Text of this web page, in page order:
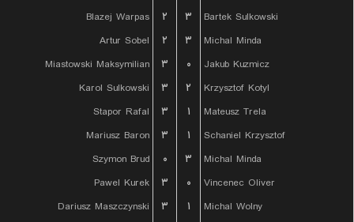
Blazej Warpas
۲ ۳
Bartek Sulkowski
Artur Sobel
۲ ۳
Michal Minda
Miastowski Maksymilian
۳ ۰
Jakub Kuzmicz
Karol Sulkowski
۳ ۲
Krzysztof Kotyl
Stapor Rafal
۳ ۱
Mateusz Trela
Mariusz Baron
۳ ۱
Schaniel Krzysztof
Szymon Brud
۰ ۳
Michal Minda
Pawel Kurek
۳ ۰
Vincenec Oliver
Dariusz Maszczynski
۳ ۱
Michal Wolny